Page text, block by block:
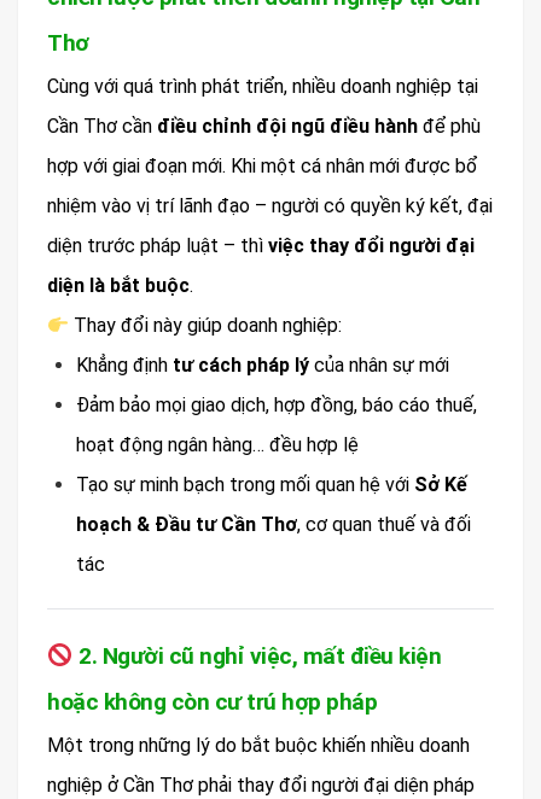
Thơ
Cùng với quá trình phát triển, nhiều doanh nghiệp tại
Cần Thơ cần điều chỉnh đội ngũ điều hành để phù
hợp với giai đoạn mới. Khi một cá nhân mới được bổ
nhiệm vào vị trí lãnh đạo – người có quyền ký kết, đại
diện trước pháp luật – thì việc thay đổi người đại
diện là bắt buộc.
Thay đổi này giúp doanh nghiệp:
Khẳng định tư cách pháp lý của nhân sự mới
Đảm bảo mọi giao dịch, hợp đồng, báo cáo thuế,
hoạt động ngân hàng… đều hợp lệ
Tạo sự minh bạch trong mối quan hệ với Sở Kế
hoạch & Đầu tư Cần Thơ, cơ quan thuế và đối
tác
2. Người cũ nghỉ việc, mất điều kiện
hoặc không còn cư trú hợp pháp
Một trong những lý do bắt buộc khiến nhiều doanh
nghiệp ở Cần Thơ phải thay đổi người đại diện pháp